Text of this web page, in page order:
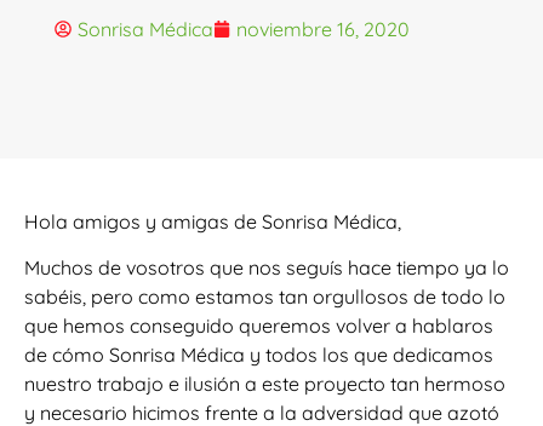
Sonrisa Médica noviembre 16, 2020
Hola amigos y amigas de Sonrisa Médica,
Muchos de vosotros que nos seguís hace tiempo ya lo
sabéis, pero como estamos tan orgullosos de todo lo
que hemos conseguido queremos volver a hablaros
de cómo Sonrisa Médica y todos los que dedicamos
nuestro trabajo e ilusión a este proyecto tan hermoso
y necesario hicimos frente a la adversidad que azotó